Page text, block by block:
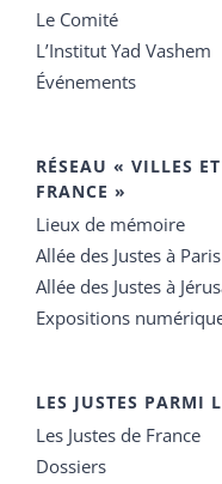
Le Comité
L’Institut Yad Vashem
Événements
RÉSEAU « VILLES
FRANCE »
Lieux de mémoire
Allée des Justes à Paris
Allée des Justes à
Expositions
LES JUSTES PARMI
Les Justes de France
Dossiers